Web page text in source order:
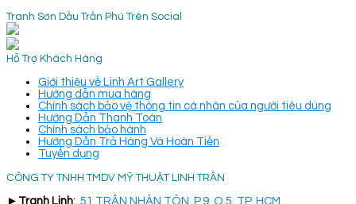
Tranh Sơn Dầu Trần Phú Trên Social
Hỗ Trợ Khách Hàng
Giới thiệu về Linh Art Gallery
Hướng dẫn mua hàng
Chính sách bảo vệ thông tin cá nhân của người tiêu dùng
Hướng Dẫn Thanh Toán
Chính sách bảo hành
Hướng Dẫn Trả Hàng Và Hoàn Tiền
Tuyển dụng
CÔNG TY TNHH TMDV MỸ THUẬT LINH TRẦN
► Tranh Linh: 51 TRẦN NHÂN TÔN, P.9, Q.5, TP. HCM